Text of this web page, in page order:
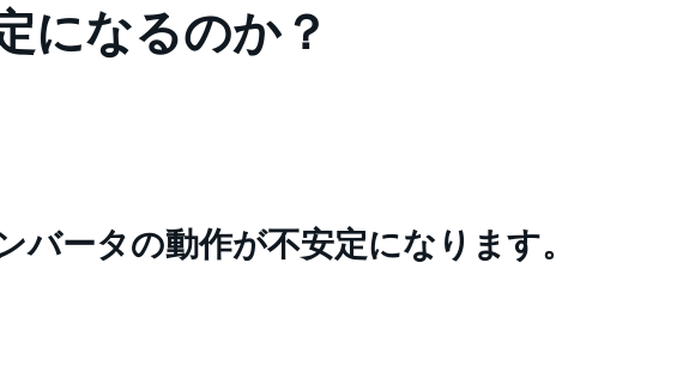
になるのか？
ータの動作が不安定になります。